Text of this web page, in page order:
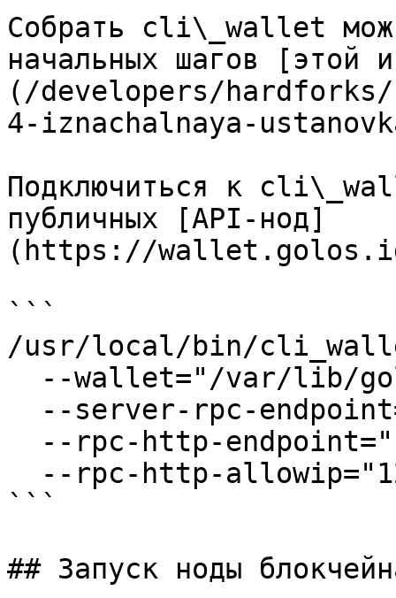
Собрать cli\_wallet
начальных шагов [этой
(/developers/
4-iznachalnaya-
Подключиться к
публичных [API-нод]
(https://
```
/usr/local/bin/
```
## Запуск ноды